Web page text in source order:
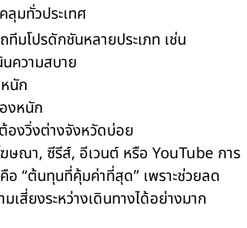
ลุมทั่วประเทศ
ทีมโปรดักชันหลายประเภท เช่น
นความสบาย
นัก
งหนัก
องวิ่งต่างจังหวัดบ่อย
ฆษณา, ซีรีส์, อีเวนต์ หรือ YouTube การ
อ “ต้นทุนที่คุ้มค่าที่สุด” เพราะช่วยลด
สี่ยงระหว่างเดินทางได้อย่างมาก